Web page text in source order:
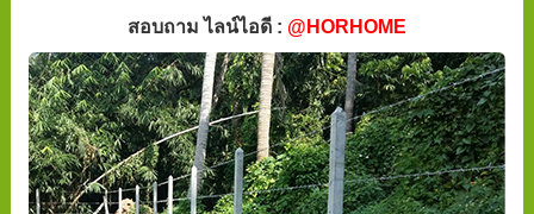
สอบถาม ไลน์ไอดี : @HORHOME